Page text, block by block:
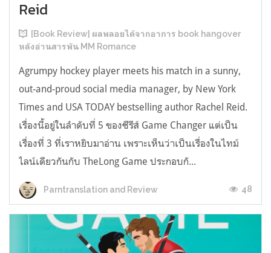
Reid
[Book Review] ผลพลอยได้จากอาการ book hangover
หลังอ่านสารพัน MM Romance
Agrumpy hockey player meets his match in a sunny,
out-and-proud social media manager, by New York
Times and USA TODAY bestselling author Rachel Reid.
เรื่องนี้อยู่ในลำดับที่ 5 ของซีรีส์ Game Changer แต่เป็น
เรื่องที่ 3 ที่เราหยิบมาอ่าน เพราะเห็นว่าเป็นเรื่องในไทม์
ไลน์เดียวกันกับ TheLong Game ประกอบกั...
Parntranslation and Review 48